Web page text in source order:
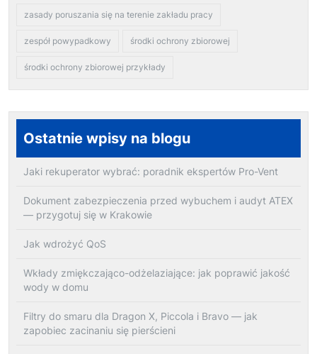
zasady poruszania się na terenie zakładu pracy
zespół powypadkowy środki ochrony zbiorowej
środki ochrony zbiorowej przykłady
Ostatnie wpisy na blogu
Jaki rekuperator wybrać: poradnik ekspertów Pro-Vent
Dokument zabezpieczenia przed wybuchem i audyt ATEX
— przygotuj się w Krakowie
Jak wdrożyć QoS
Wkłady zmiękczająco-odżelaziające: jak poprawić jakość
wody w domu
Filtry do smaru dla Dragon X, Piccola i Bravo — jak
zapobiec zacinaniu się pierścieni